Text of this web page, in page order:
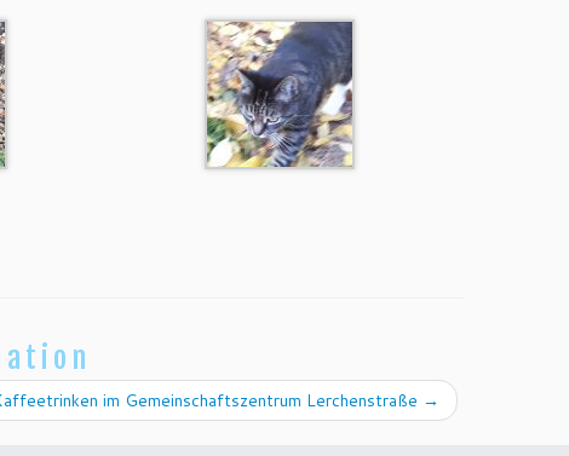
im Gemeinschaftszentrum Lerchenstraße →